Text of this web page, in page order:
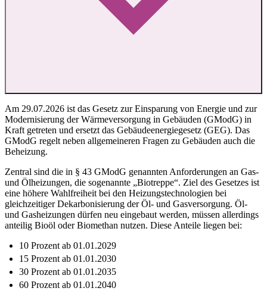
Am 29.07.2026 ist das Gesetz zur Einsparung von Energie und zur
Modernisierung der Wärmeversorgung in Gebäuden (GModG) in
Kraft getreten und ersetzt das Gebäudeenergiegesetz (GEG). Das
GModG regelt neben allgemeineren Fragen zu Gebäuden auch die
Beheizung.
Zentral sind die in § 43 GModG genannten Anforderungen an Gas-
und Ölheizungen, die sogenannte „Biotreppe“. Ziel des Gesetzes ist
eine höhere Wahlfreiheit bei den Heizungstechnologien bei
gleichzeitiger Dekarbonisierung der Öl- und Gasversorgung. Öl-
und Gasheizungen dürfen neu eingebaut werden, müssen allerdings
anteilig Bioöl oder Biomethan nutzen. Diese Anteile liegen bei:
10 Prozent ab 01.01.2029
15 Prozent ab 01.01.2030
30 Prozent ab 01.01.2035
60 Prozent ab 01.01.2040